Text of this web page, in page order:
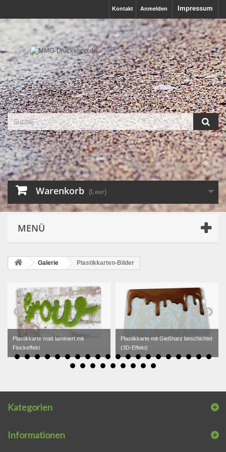
Impressum
Anmelden
Kontakt
Warenkorb (Leer)
MENÜ
Galerie Plastikkarten-Bilder
Plastikkarte matt laminiert mit
Flockeffekt
Plastikkarte mit Gießharz beschichtet
(3D-Effekt)
Kategorien
Informationen